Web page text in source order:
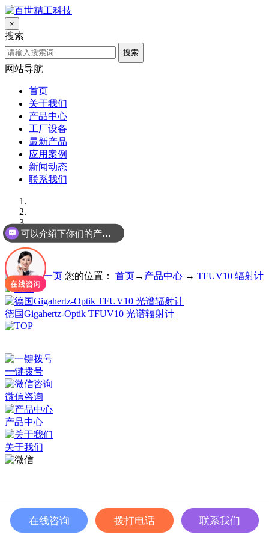
×
搜索
搜索
网站导航
首页
关于我们
产品中心
工厂设备
最新产品
应用案例
新闻动态
联系我们
您的位置： 首页→ 产品中心 → TFUV10 辐射计
德国Gigahertz-Optik TFUV10 光谱辐射计
一键拨号
微信咨询
产品中心
关于我们
在线咨询 拨打电话 联系我们